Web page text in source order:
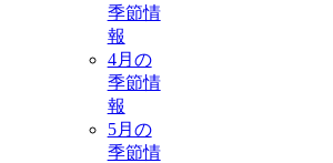
季節情
報
4月の
季節情
報
5月の
季節情